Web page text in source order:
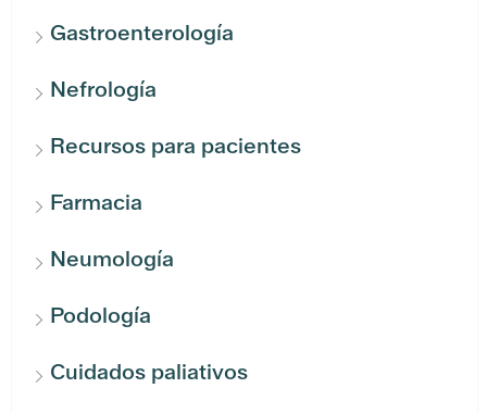
Gastroenterología
Nefrología
Recursos para pacientes
Farmacia
Neumología
Podología
Cuidados paliativos